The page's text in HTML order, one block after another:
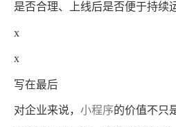
是否合理、上线后是否便于持续
x
x
写在最后
对企业来说， 小程序的价值不只